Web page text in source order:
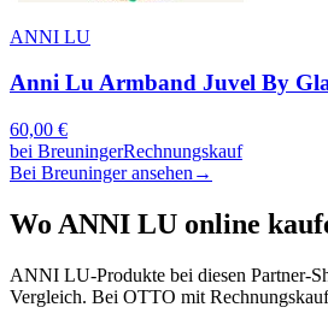
ANNI LU
Anni Lu Armband Juvel By
60,00 €
bei BreuningerRechnungskauf
Bei Breuninger ansehen →
Wo ANNI LU online
ANNI LU-Produkte bei diesen Partner-
Vergleich. Bei OTTO mit